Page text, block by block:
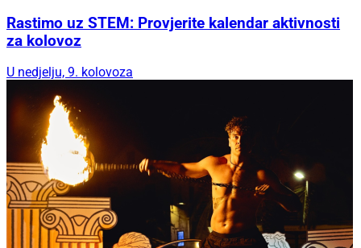
Rastimo uz STEM: Provjerite kalendar aktivnosti
za kolovoz
U nedjelju, 9. kolovoza